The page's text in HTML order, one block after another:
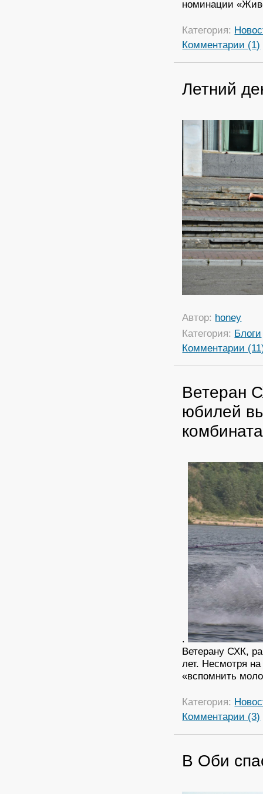
номинации
Категория:
Комментарии (1)
Летний
Автор: honey
Категория: Блоги
Комментарии
Ветеран
юбилей
комбината
.
Ветерану СХК,
лет. Несмотря
«вспомнить
Категория:
Комментарии (3)
В Оби